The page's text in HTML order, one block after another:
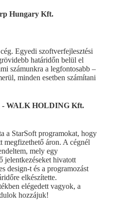
Hungary Kft.
Egyedi szoftverfejlesztési
határidőn belül el
számunkra a legfontosabb –
minden esetben számítani
- WALK HOLDING Kft.
a StarSoft programokat, hogy
megfizethető áron. A cégnél
mely egy
jelentkezéseket hivatott
design-t és a programozást
elkészítette.
elégedett vagyok, a
hozzájuk!